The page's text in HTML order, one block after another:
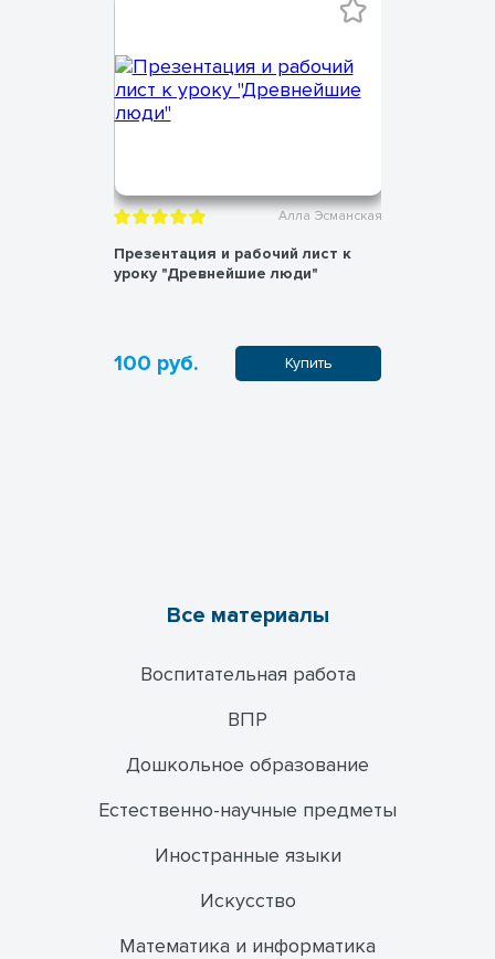
Алла Эсманская
Презентация и рабочий лист к
уроку "Древнейшие люди"
100 руб. Купить
Все материалы
Воспитательная работа
ВПР
Дошкольное образование
Естественно-научные предметы
Иностранные языки
Искусство
Математика и информатика